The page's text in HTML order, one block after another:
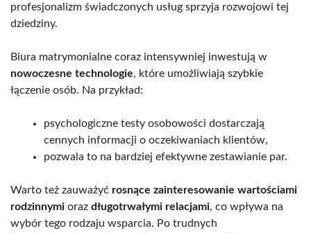
profesjonalizm świadczonych usług sprzyja rozwojowi tej
dziedziny.
Biura matrymonialne coraz intensywniej inwestują w
nowoczesne technologie, które umożliwiają szybkie
łączenie osób. Na przykład:
psychologiczne testy osobowości dostarczają
cennych informacji o oczekiwaniach klientów,
pozwala to na bardziej efektywne zestawianie par.
Warto też zauważyć rosnące zainteresowanie wartościami
rodzinnymi oraz długotrwałymi relacjami, co wpływa na
wybór tego rodzaju wsparcia. Po trudnych